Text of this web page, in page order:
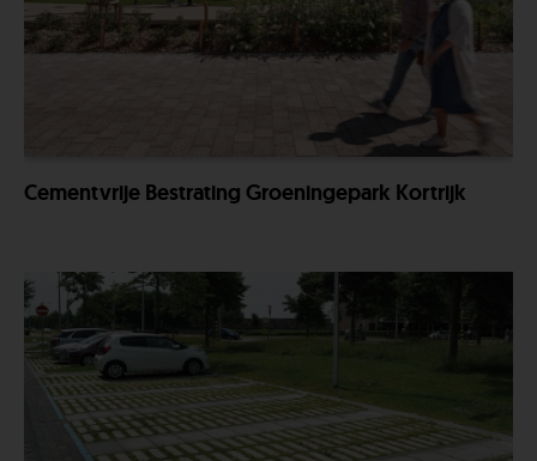
Cementvrije Bestrating Groeningepark Kortrijk